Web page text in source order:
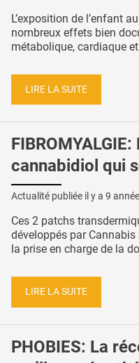
L’exposition de l’enfant
nombreux effets bien
métabolique, cardiaque
LIRE LA SUITE
cannabidiol qui
Actualité publiée il y a 9
Ces 2 patchs
développés par
la prise en charge de la
LIRE LA SUITE
PHOBIES: La